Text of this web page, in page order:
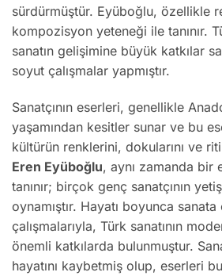
sürdürmüştür. Eyüboğlu, özellikle
kompozisyon yeteneği ile tanınır.
sanatın gelişimine büyük katkılar
soyut çalışmalar yapmıştır.
Sanatçının eserleri, genellikle
yaşamından kesitler sunar ve bu
kültürün renklerini, dokularını ve
Eren Eyüboğlu, aynı zamanda bir
tanınır; birçok genç sanatçının
oynamıştır. Hayatı boyunca
çalışmalarıyla, Türk sanatının
önemli katkılarda bulunmuştur.
hayatını kaybetmiş olup, eserleri